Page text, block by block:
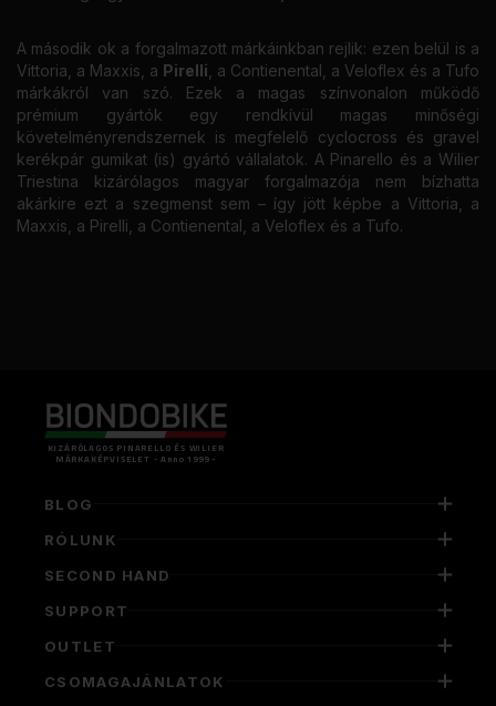
A második ok a forgalmazott márkáinkban rejlik: ezen belül is a
Vittoria, a Maxxis, a Pirelli, a Contienental, a Veloflex és a Tufo
márkákról van szó. Ezek a magas színvonalon működő
prémium gyártók egy rendkívül magas minőségi
követelményrendszernek is megfelelő cyclocross és gravel
kerékpár gumikat (is) gyártó vállalatok. A Pinarello és a Wilier
Triestina kizárólagos magyar forgalmazója nem bízhatta
akárkire ezt a szegmenst sem – így jött képbe a Vittoria, a
Maxxis, a Pirelli, a Contienental, a Veloflex és a Tufo.
KIZÁRÓLAGOS PINARELLO ÉS WILIER
MÁRKAKÉPVISELET - Anno 1999 -
BLOG
RÓLUNK
SECOND HAND
SUPPORT
OUTLET
CSOMAGAJÁNLATOK